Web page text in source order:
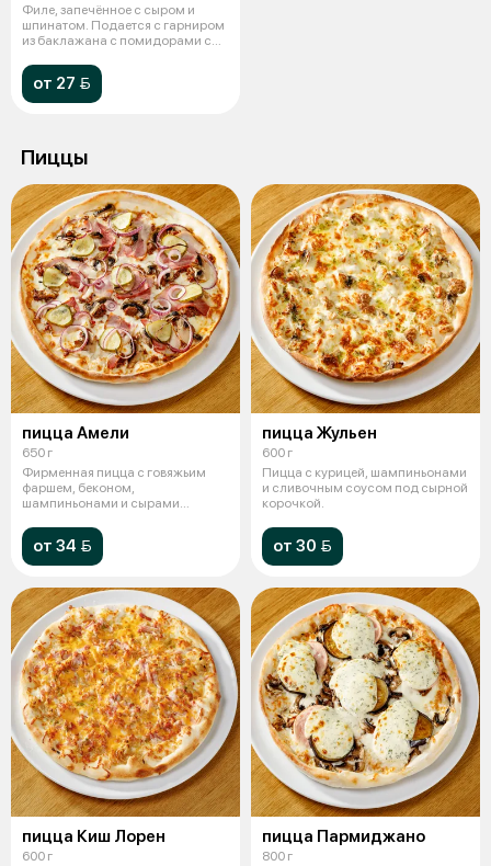
Филе, запечённое с сыром и
шпинатом. Подается с гарниром
из баклажана с помидорами с
от 27 
Пиццы
пицца Амели
650 г
Фирменная пицца с говяжьим
фаршем, беконом,
шампиньонами и сырами
от 34 
пицца Жульен
600 г
Пицца с курицей, шампиньонами
и сливочным соусом под сырной
корочкой.
от 30 
пицца Киш Лорен
600 г
пицца Пармиджано
800 г